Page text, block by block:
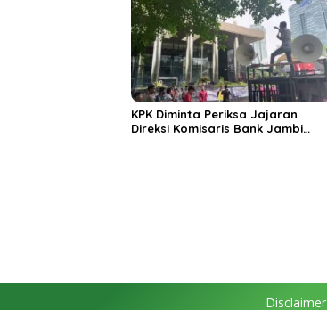
KPK Diminta Periksa Jajaran
Direksi Komisaris Bank Jambi
Disclaimer